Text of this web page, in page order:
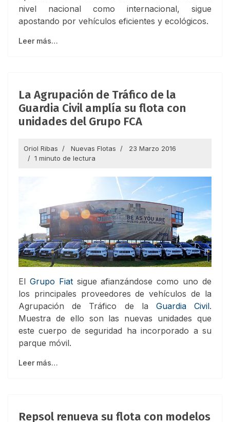
nivel nacional como internacional, sigue
apostando por vehículos eficientes y ecológicos.
Leer más…
La Agrupación de Tráfico de la
Guardia Civil amplía su flota con
unidades del Grupo FCA
Oriol Ribas Nuevas Flotas
23 Marzo 2016
1 minuto de lectura
El Grupo Fiatsigue afianzándose como uno de
los principales proveedores de vehículos de la
Agrupación de Tráfico de la Guardia Civil.
Muestra de ello son las nuevas unidades que
este cuerpo de seguridad ha incorporado a su
parque móvil.
Leer más…
Repsol renueva su flota con modelos